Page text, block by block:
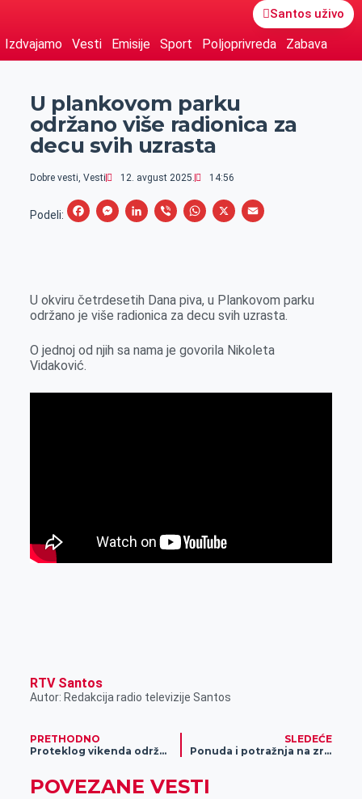
Santos uživo
Izdvajamo Vesti Emisije Sport Poljoprivreda Zabava
U plankovom parku
održano više radionica za
decu svih uzrasta
Dobre vesti, Vesti 12. avgust 2025. 14:56
Podeli:
F
b
o
o
M
e
n
g
r
L
e
d
I
V
r
W
s
A
p
X
E
l
U okviru četrdesetih Dana piva, u Plankovom parku
održano je više radionica za decu svih uzrasta.
O jednoj od njih sa nama je govorila Nikoleta
Vidaković.
RTV Santos
Autor: Redakcija radio televizije Santos
PRETHODNO
Proteklog vikenda održano takmičenje u pecanju u organizaciji kluba ribolovaca „Banat“ Zrenjanin
SLEDEĆE
Ponuda i potražnja na zrenjaninskoj pijaci
POVEZANE VESTI